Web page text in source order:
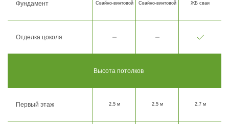
Фундамент Свайно-винтовой Свайно-винтовой ЖБ сваи
Отделка цоколя
Высота потолков
Первый этаж 2,5 м 2,5 м 2,7 м